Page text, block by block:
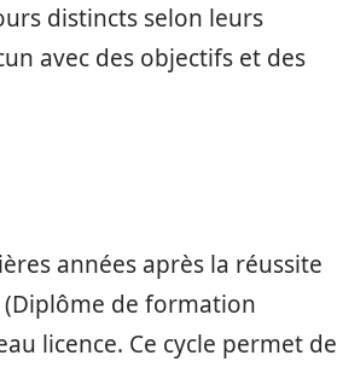
distincts selon leurs
avec des objectifs et des
années après la réussite
(Diplôme de formation
licence. Ce cycle permet de